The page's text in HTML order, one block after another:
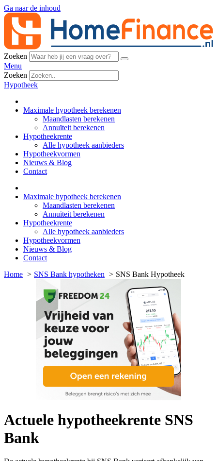
Ga naar de inhoud
Zoeken
Menu
Zoeken
Hypotheek
Maximale hypotheek berekenen
Maandlasten berekenen
Annuïteit berekenen
Hypotheekrente
Alle hypotheek aanbieders
Hypotheekvormen
Nieuws & Blog
Contact
Maximale hypotheek berekenen
Maandlasten berekenen
Annuïteit berekenen
Hypotheekrente
Alle hypotheek aanbieders
Hypotheekvormen
Nieuws & Blog
Contact
Home
SNS Bank hypotheken SNS Bank Hypotheek
Actuele hypotheekrente SNS
Bank